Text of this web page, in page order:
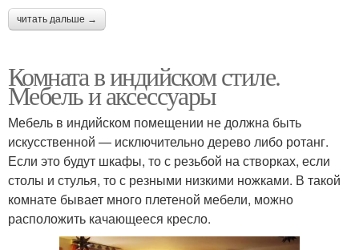
читать дальше →
Комната в индийском стиле.
Мебель и аксессуары
Мебель в индийском помещении не должна быть
искусственной — исключительно дерево либо ротанг.
Если это будут шкафы, то с резьбой на створках, если
столы и стулья, то с резными низкими ножками. В такой
комнате бывает много плетеной мебели, можно
расположить качающееся кресло.